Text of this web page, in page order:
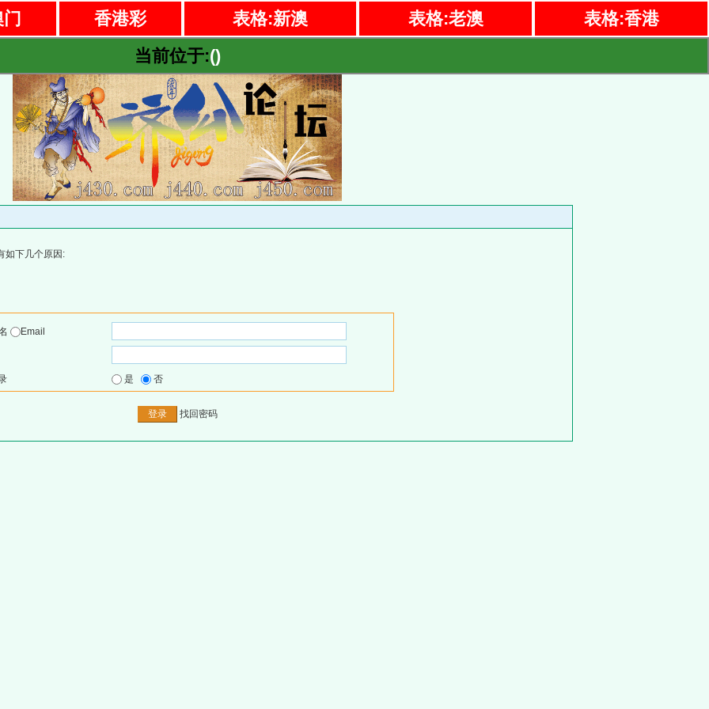
香港彩 表格:新澳 表格:老澳
表格:香港
当前位于:()
如下几个原因:
Email
是 否
找回密码